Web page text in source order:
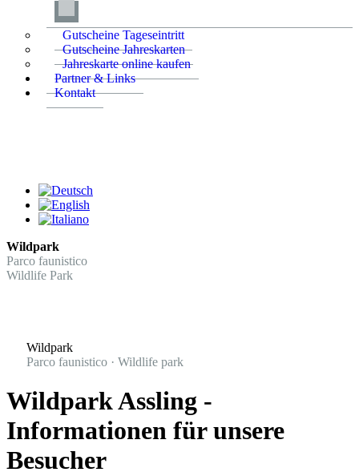
Gutscheine Tageseintritt
Gutscheine Jahreskarten
Jahreskarte online kaufen
Partner & Links
Kontakt
Wildpark
Parco faunistico
Wildlife Park
Wildpark
Parco faunistico · Wildlife park
Wildpark Assling -
Informationen für unsere
Besucher